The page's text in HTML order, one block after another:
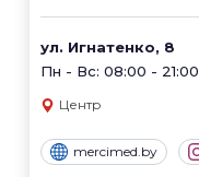
ул. Игнатенко, 8
Пн - Вс: 08:00 - 21:00
Центр
mercimed.by